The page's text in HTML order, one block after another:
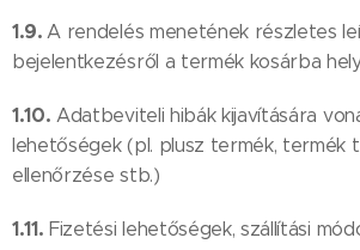
1.9.A rendelés menetének részletes
bejelentkezésről a termék kosárba
1.10. Adatbeviteli hibák kijavítására
lehetőségek (pl. plusz termék, termék
ellenőrzése stb.)
1.11. Fizetési lehetőségek, szállítási